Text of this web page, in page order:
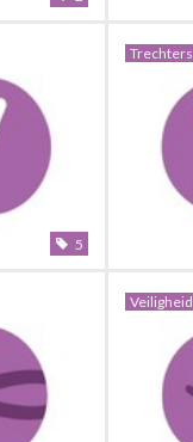
5
Trechters
Veiligheid